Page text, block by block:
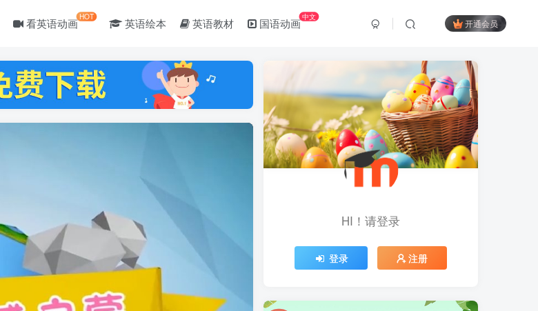
看英语动画HOT 英语绘本 英语教材 国语动画中文
开通会员
HI！请登录
登录 注册